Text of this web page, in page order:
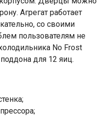
Агрегат работает
со своими
пользователям не
No Frost
для 12 яиц.